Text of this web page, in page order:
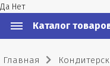
Да Нет
Каталог
Главная